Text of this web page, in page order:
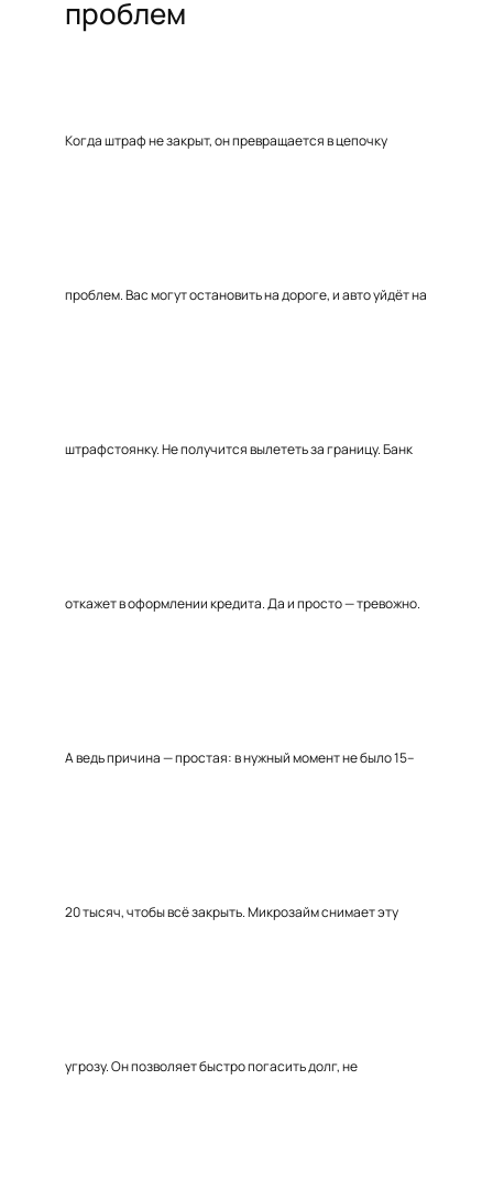
проблем
Когда штраф не закрыт, он превращается в цепочку
проблем. Вас могут остановить на дороге, и авто уйдёт на
штрафстоянку. Не получится вылететь за границу. Банк
откажет в оформлении кредита. Да и просто — тревожно.
А ведь причина — простая: в нужный момент не было 15–
20 тысяч, чтобы всё закрыть. Микрозайм снимает эту
угрозу. Он позволяет быстро погасить долг, не